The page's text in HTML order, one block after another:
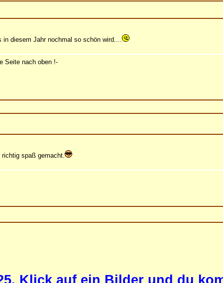
diesem Jahr nochmal so schön wird....
Seite nach oben !-
spaß gemacht.
Klick auf ein Bilder und du